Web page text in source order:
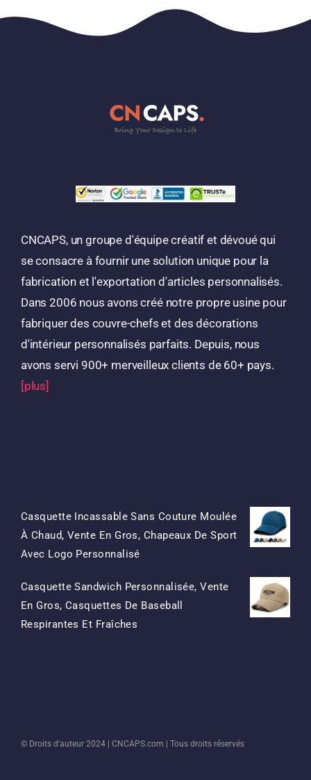
CNCAPS, un groupe d'équipe créatif et dévoué qui
se consacre à fournir une solution unique pour la
fabrication et l'exportation d'articles personnalisés.
Dans 2006 nous avons créé notre propre usine pour
fabriquer des couvre-chefs et des décorations
d'intérieur personnalisés parfaits. Depuis, nous
avons servi 900+ merveilleux clients de 60+ pays.
[plus]
Casquette Incassable Sans Couture Moulée
À Chaud, Vente En Gros, Chapeaux De Sport
Avec Logo PersonnaliséLe
D'origine
Était:
Le
Actuel
Est:
Casquette Sandwich Personnalisée, Vente
En Gros, Casquettes De Baseball
Respirantes Et Fraîches
© Droits d'auteur 2024 | CNCAPS.com | Tous droits réservés